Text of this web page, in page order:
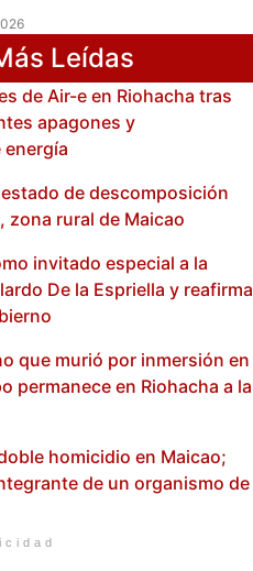
Leídas
de Air-e en Riohacha tras
apagones y
de descomposición
zona rural de Maicao
invitado especial a la
De la Espriella y reafirma
que murió por inmersión en
permanece en Riohacha a la
homicidio en Maicao;
de un organismo de